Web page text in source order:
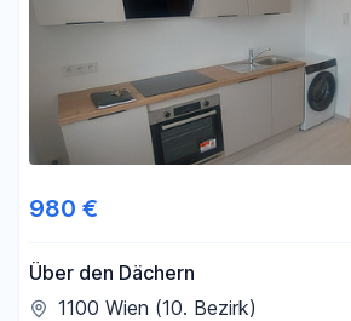
980 €
Über den Dächern
1100 Wien (10. Bezirk)